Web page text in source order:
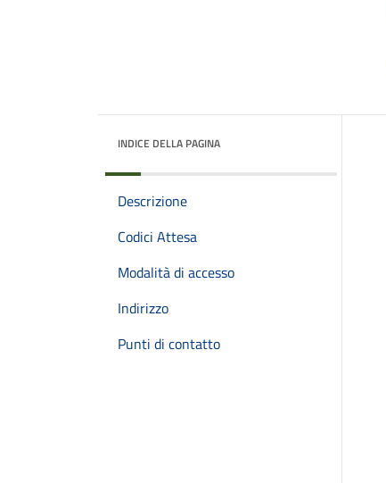
INDICE DELLA PAGINA
Descrizione
Codici Attesa
Modalità di accesso
Indirizzo
Punti di contatto